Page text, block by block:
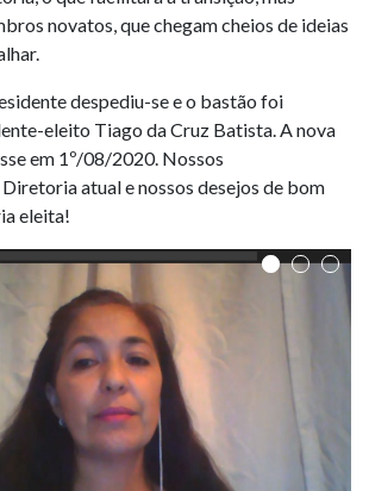
novatos, que chegam cheios de ideias
despediu-se e o bastão foi
eleito Tiago da Cruz Batista. A nova
em 1º/08/2020. Nossos
atual e nossos desejos de bom
eleita!